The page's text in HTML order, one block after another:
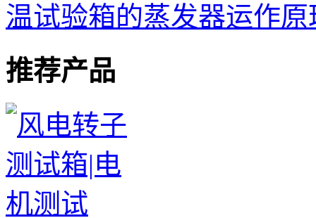
温试验箱的蒸发器运作原
推荐产品